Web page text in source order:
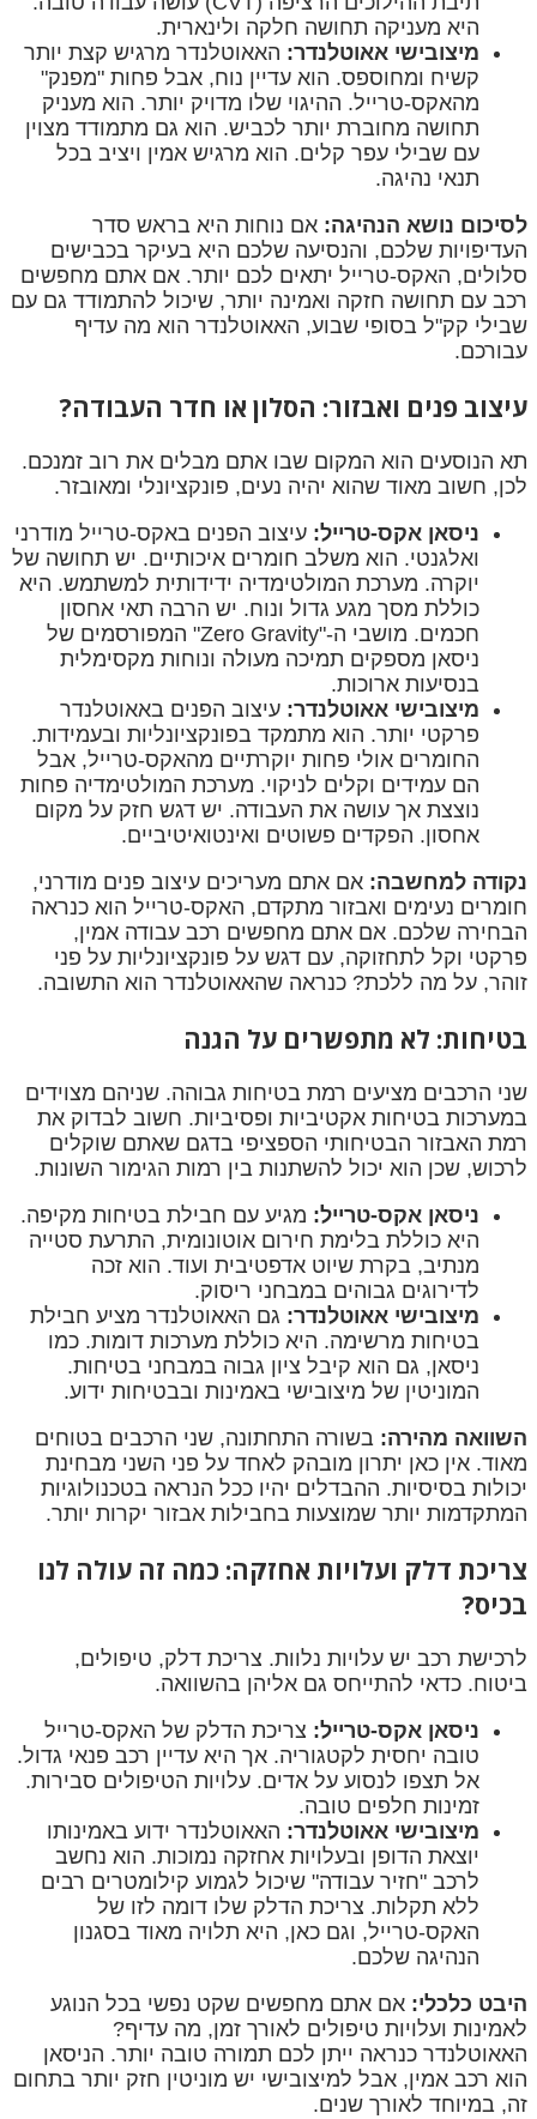
היא מעניקה תחושה חלקה ולינארית.
מיצובישי אאוטלנדר: האאוטלנדר מרגיש קצת יותר
קשיח ומחוספס. הוא עדיין נוח, אבל פחות "מפנק"
מהאקס-טרייל. ההיגוי שלו מדויק יותר. הוא מעניק
תחושה מחוברת יותר לכביש. הוא גם מתמודד מצוין
עם שבילי עפר קלים. הוא מרגיש אמין ויציב בכל
תנאי נהיגה.
לסיכום נושא הנהיגה: אם נוחות היא בראש סדר
העדיפויות שלכם, והנסיעה שלכם היא בעיקר בכבישים
סלולים, האקס-טרייל יתאים לכם יותר. אם אתם מחפשים
רכב עם תחושה חזקה ואמינה יותר, שיכול להתמודד גם עם
שבילי קק"ל בסופי שבוע, האאוטלנדר הוא מה עדיף
עבורכם.
עיצוב פנים ואבזור: הסלון או חדר העבודה?
תא הנוסעים הוא המקום שבו אתם מבלים את רוב זמנכם.
לכן, חשוב מאוד שהוא יהיה נעים, פונקציונלי ומאובזר.
ניסאן אקס-טרייל: עיצוב הפנים באקס-טרייל מודרני
ואלגנטי. הוא משלב חומרים איכותיים. יש תחושה של
יוקרה. מערכת המולטימדיה ידידותית למשתמש. היא
כוללת מסך מגע גדול ונוח. יש הרבה תאי אחסון
חכמים. מושבי ה-"Zero Gravity" המפורסמים של
ניסאן מספקים תמיכה מעולה ונוחות מקסימלית
בנסיעות ארוכות.
מיצובישי אאוטלנדר: עיצוב הפנים באאוטלנדר
פרקטי יותר. הוא מתמקד בפונקציונליות ובעמידות.
החומרים אולי פחות יוקרתיים מהאקס-טרייל, אבל
הם עמידים וקלים לניקוי. מערכת המולטימדיה פחות
נוצצת אך עושה את העבודה. יש דגש חזק על מקום
אחסון. הפקדים פשוטים ואינטואיטיביים.
נקודה למחשבה: אם אתם מעריכים עיצוב פנים מודרני,
חומרים נעימים ואבזור מתקדם, האקס-טרייל הוא כנראה
הבחירה שלכם. אם אתם מחפשים רכב עבודה אמין,
פרקטי וקל לתחזוקה, עם דגש על פונקציונליות על פני
זוהר, על מה ללכת? כנראה שהאאוטלנדר הוא התשובה.
בטיחות: לא מתפשרים על הגנה
שני הרכבים מציעים רמת בטיחות גבוהה. שניהם מצוידים
במערכות בטיחות אקטיביות ופסיביות. חשוב לבדוק את
רמת האבזור הבטיחותי הספציפי בדגם שאתם שוקלים
לרכוש, שכן הוא יכול להשתנות בין רמות הגימור השונות.
ניסאן אקס-טרייל: מגיע עם חבילת בטיחות מקיפה.
היא כוללת בלימת חירום אוטונומית, התרעת סטייה
מנתיב, בקרת שיוט אדפטיבית ועוד. הוא זכה
לדירוגים גבוהים במבחני ריסוק.
מיצובישי אאוטלנדר: גם האאוטלנדר מציע חבילת
בטיחות מרשימה. היא כוללת מערכות דומות. כמו
ניסאן, גם הוא קיבל ציון גבוה במבחני בטיחות.
המוניטין של מיצובישי באמינות ובבטיחות ידוע.
השוואה מהירה: בשורה התחתונה, שני הרכבים בטוחים
מאוד. אין כאן יתרון מובהק לאחד על פני השני מבחינת
יכולות בסיסיות. ההבדלים יהיו ככל הנראה בטכנולוגיות
המתקדמות יותר שמוצעות בחבילות אבזור יקרות יותר.
צריכת דלק ועלויות אחזקה: כמה זה עולה לנו
בכיס?
לרכישת רכב יש עלויות נלוות. צריכת דלק, טיפולים,
ביטוח. כדאי להתייחס גם אליהן בהשוואה.
ניסאן אקס-טרייל: צריכת הדלק של האקס-טרייל
טובה יחסית לקטגוריה. אך היא עדיין רכב פנאי גדול.
אל תצפו לנסוע על אדים. עלויות הטיפולים סבירות.
זמינות חלפים טובה.
מיצובישי אאוטלנדר: האאוטלנדר ידוע באמינותו
יוצאת הדופן ובעלויות אחזקה נמוכות. הוא נחשב
לרכב "חזיר עבודה" שיכול לגמוע קילומטרים רבים
ללא תקלות. צריכת הדלק שלו דומה לזו של
האקס-טרייל, וגם כאן, היא תלויה מאוד בסגנון
הנהיגה שלכם.
היבט כלכלי: אם אתם מחפשים שקט נפשי בכל הנוגע
לאמינות ועלויות טיפולים לאורך זמן, מה עדיף?
האאוטלנדר כנראה ייתן לכם תמורה טובה יותר. הניסאן
הוא רכב אמין, אבל למיצובישי יש מוניטין חזק יותר בתחום
זה, במיוחד לאורך שנים.